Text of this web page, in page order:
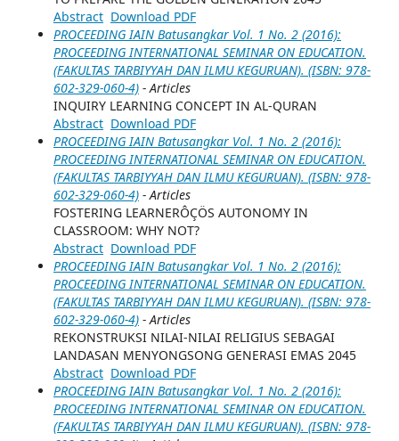
Abstract Download PDF
PROCEEDING IAIN Batusangkar Vol. 1 No. 2 (2016):
PROCEEDING INTERNATIONAL SEMINAR ON EDUCATION.
(FAKULTAS TARBIYYAH DAN ILMU KEGURUAN). (ISBN: 978-
602-329-060-4) - Articles
INQUIRY LEARNING CONCEPT IN AL-QURAN
Abstract Download PDF
PROCEEDING IAIN Batusangkar Vol. 1 No. 2 (2016):
PROCEEDING INTERNATIONAL SEMINAR ON EDUCATION.
(FAKULTAS TARBIYYAH DAN ILMU KEGURUAN). (ISBN: 978-
602-329-060-4) - Articles
FOSTERING LEARNERÔÇÖS AUTONOMY IN
CLASSROOM: WHY NOT?
Abstract Download PDF
PROCEEDING IAIN Batusangkar Vol. 1 No. 2 (2016):
PROCEEDING INTERNATIONAL SEMINAR ON EDUCATION.
(FAKULTAS TARBIYYAH DAN ILMU KEGURUAN). (ISBN: 978-
602-329-060-4) - Articles
REKONSTRUKSI NILAI-NILAI RELIGIUS SEBAGAI
LANDASAN MENYONGSONG GENERASI EMAS 2045
Abstract Download PDF
PROCEEDING IAIN Batusangkar Vol. 1 No. 2 (2016):
PROCEEDING INTERNATIONAL SEMINAR ON EDUCATION.
(FAKULTAS TARBIYYAH DAN ILMU KEGURUAN). (ISBN: 978-